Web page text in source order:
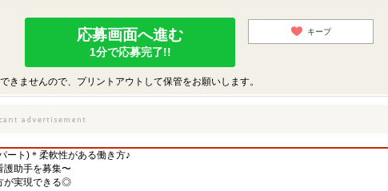
応募画面へ進む
1分で応募完了!!
キープ
きませんので、プリントアウトして保管をお願いします。
ート)＊柔軟性がある働き方♪
助手を募集〜
が実現できる◎